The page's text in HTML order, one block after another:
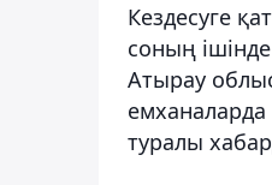
Кездесуге
соның
Атырау
туралы